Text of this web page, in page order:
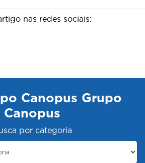
nas redes sociais:
Canopus Grupo
Canopus
por categoria